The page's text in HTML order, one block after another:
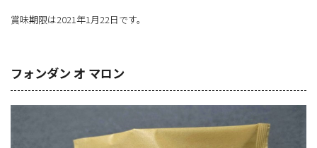
賞味期限は2021年1月22日です。
フォンダン オ マロン